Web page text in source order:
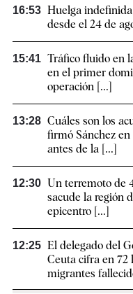
16:53 Huelga
desde el 24 de
15:41 Tráfico fluido en
en el primer
operación [...]
13:28 Cuáles son los
firmó Sánchez
antes de la [...]
12:30 Un terremoto de
sacude la región
epicentro [...]
12:25 El delegado del
Ceuta cifra en 72
migrantes